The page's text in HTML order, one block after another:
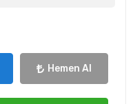
Hemen Al